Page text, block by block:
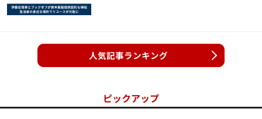
人気記事ランキング
ピックアップ